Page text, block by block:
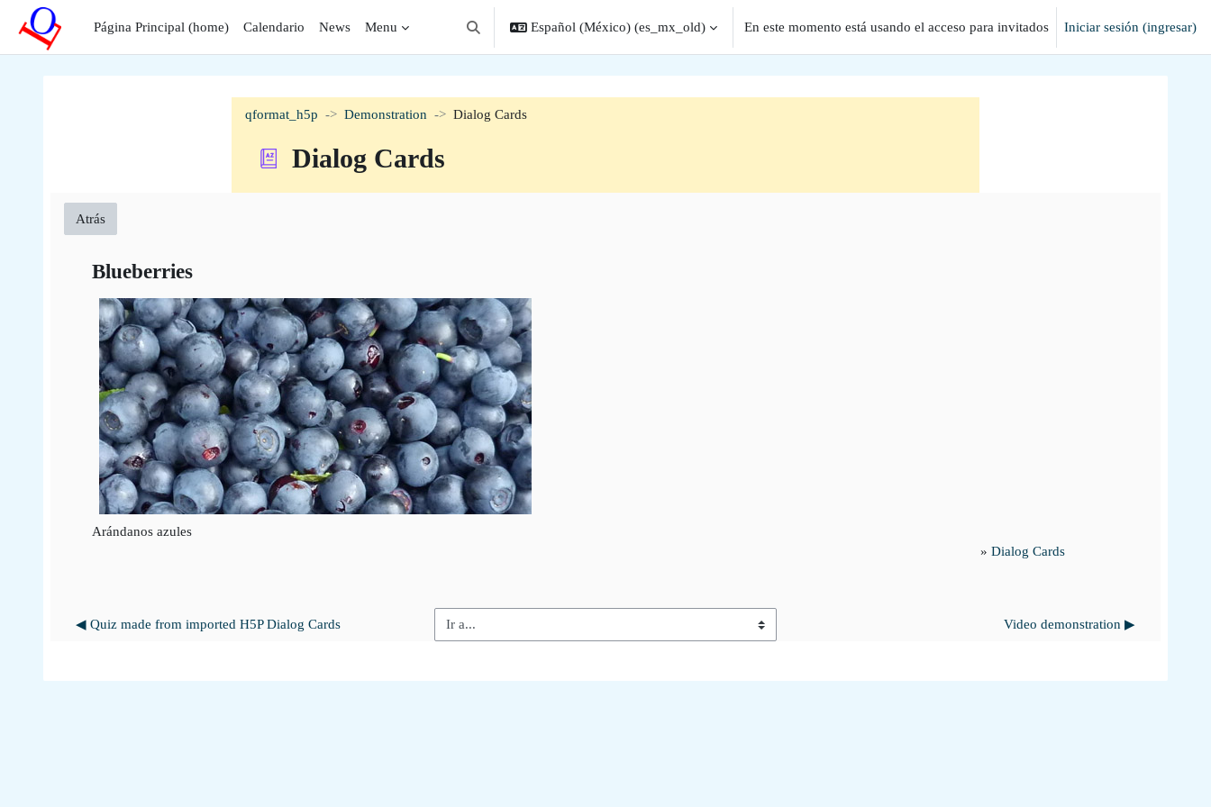
Saltar al contenido principal
Página Principal (home)
Calendario News Menu
Alternar entrada de búsqueda
Español (México) ‎(es_mx_old)‎ En este momento está usando el acceso para invitados Iniciar sesión (ingresar)
qformat_h5p Demonstration Dialog Cards
Dialog Cards
Atrás
Blueberries
Arándanos azules
» Dialog Cards
◀︎ Quiz made from imported H5P Dialog Cards
Ir a...
Video demonstration ▶︎